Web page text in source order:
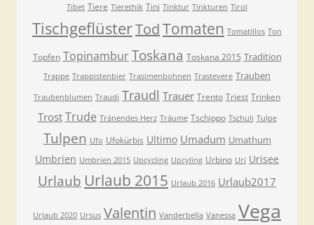
Tibet Tiere Tierethik Tini Tinktur Tinkturen Tirol
TischgeflüsterTodTomaten Tomatillos Ton
Topfen Topinambur Toskana Toskana 2015 Tradition
Trappe Trappistenbier Trasimenbohnen Trastevere Trauben
Traubenblumen Traudi Traudl Trauer Trento Triest Trinken
Trost Trude Tränendes Herz Träume Tschippo Tschuli Tulpe
Tulpen Ufo Ufokürbis Ultimo Umadum Umathum
Umbrien Umbrien 2015 Upcycling Upcyling Urbino Uri Urisee
Urlaub Urlaub 2015 Urlaub 2016 Urlaub2017
Urlaub 2020 Ursus Valentin Vanderbella Vanessa Vega